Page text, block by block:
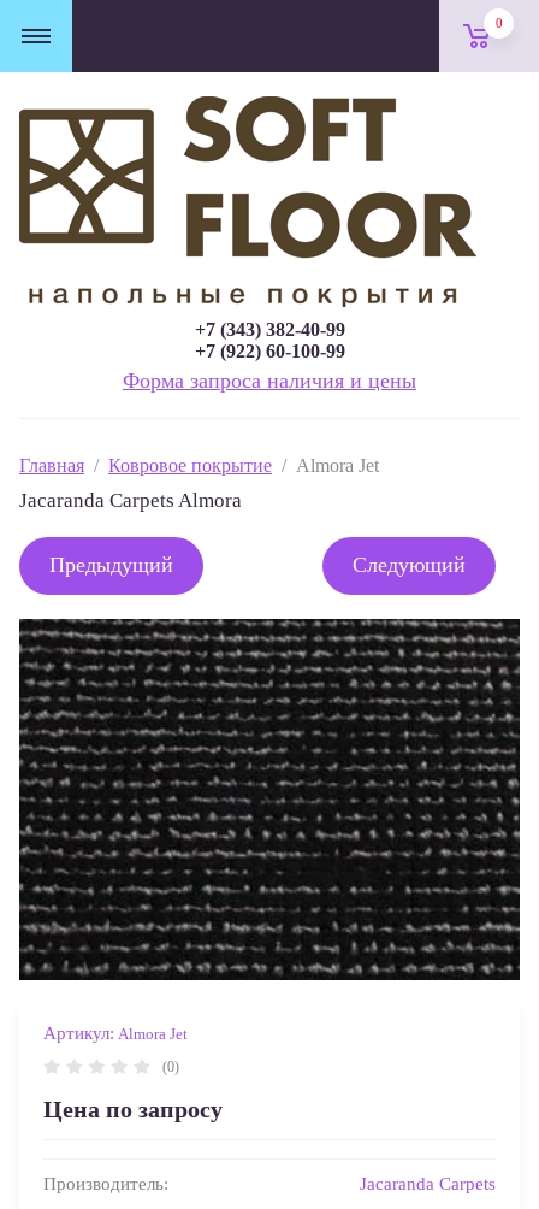
0
+7 (343) 382-40-99
+7 (922) 60-100-99
Форма запроса наличия и цены
Главная
  /
Ковровое покрытие
  /  Almora Jet
Jacaranda Carpets Almora
Предыдущий Следующий
Артикул: Almora Jet
(0)
Цена по запросу
Производитель: Jacaranda Carpets